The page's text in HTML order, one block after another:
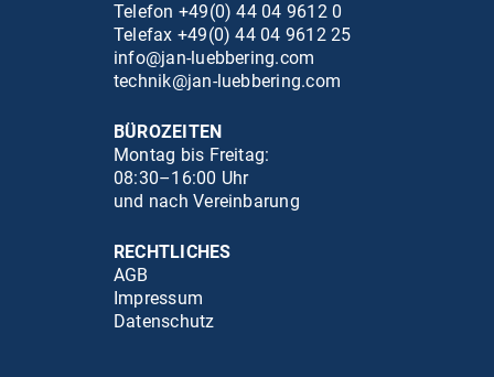
Telefon +49(0) 44 04 9612 0
Telefax +49(0) 44 04 9612 25
info@jan-luebbering.com
technik@jan-luebbering.com
BÜROZEITEN
Montag bis Freitag:
08:30–16:00 Uhr
und nach Vereinbarung
RECHTLICHES
AGB
Impressum
Datenschutz